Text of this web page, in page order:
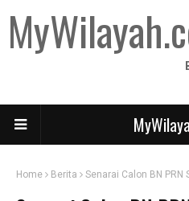
Home Berita Senarai Calon BN PRN